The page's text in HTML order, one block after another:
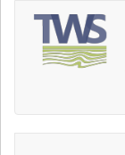
основному
содержанию